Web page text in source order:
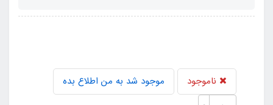
ناموجود موجود شد به من اطلاع بده